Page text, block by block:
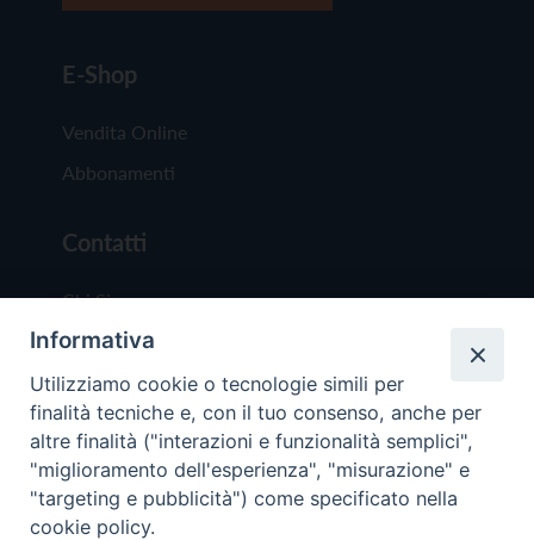
E-Shop
Vendita Online
Abbonamenti
Contatti
Chi Siamo
Redazione
Scrivici
Copyright © 2019 - Tutti i diritti riservati - Vita
Informativa
Utilizziamo cookie o tecnologie simili per
finalità tecniche e, con il tuo consenso, anche per
altre finalità ("interazioni e funzionalità semplici",
"miglioramento dell'esperienza", "misurazione" e
"targeting e pubblicità") come specificato nella
cookie policy.